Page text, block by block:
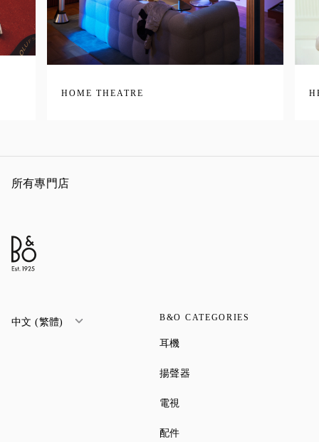
HOME THEATRE
所有專門店
中文 (繁體) B&O CATEGORIES
耳機Link Opens in New Tab
揚聲器
電視
配件Link Opens in New Tab